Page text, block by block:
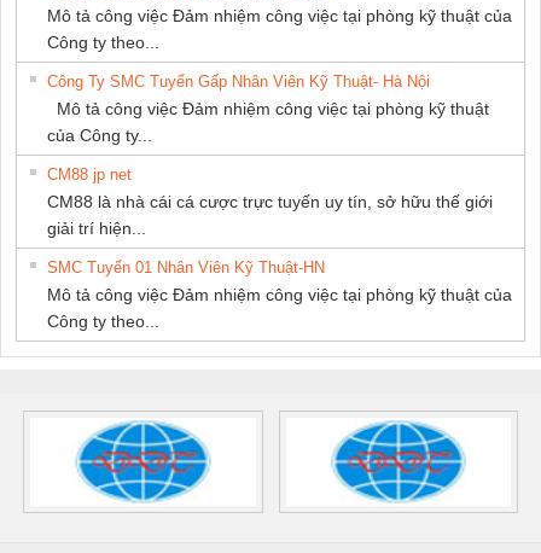
Mô tả công việc Đảm nhiệm công việc tại phòng kỹ thuật của
Công ty theo...
Công Ty SMC Tuyển Gấp Nhân Viên Kỹ Thuật- Hà Nội
Mô tả công việc Đảm nhiệm công việc tại phòng kỹ thuật
của Công ty...
CM88 jp net
CM88 là nhà cái cá cược trực tuyến uy tín, sở hữu thế giới
giải trí hiện...
SMC Tuyển 01 Nhân Viên Kỹ Thuật-HN
Mô tả công việc Đảm nhiệm công việc tại phòng kỹ thuật của
Công ty theo...